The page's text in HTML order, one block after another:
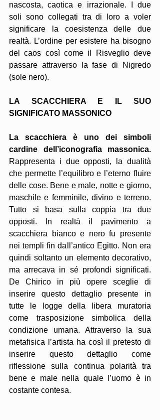
nascosta, caotica e irrazionale. I due
soli sono collegati tra di loro a voler
significare la coesistenza delle due
realtà. L’ordine per esistere ha bisogno
del caos così come il Risveglio deve
passare attraverso la fase di Nigredo
(sole nero).
LA SCACCHIERA E IL SUO
SIGNIFICATO MASSONICO
La scacchiera è uno dei simboli
cardine dell’iconografia massonica.
Rappresenta i due opposti, la dualità
che permette l’equilibro e l’eterno fluire
delle cose. Bene e male, notte e giorno,
maschile e femminile, divino e terreno.
Tutto si basa sulla coppia tra due
opposti. In realtà il pavimento a
scacchiera bianco e nero fu presente
nei templi fin dall’antico Egitto. Non era
quindi soltanto un elemento decorativo,
ma arrecava in sé profondi significati.
De Chirico in più opere sceglie di
inserire questo dettaglio presente in
tutte le logge della libera muratoria
come trasposizione simbolica della
condizione umana. Attraverso la sua
metafisica l’artista ha così il pretesto di
inserire questo dettaglio come
riflessione sulla continua polarità tra
bene e male nella quale l’uomo è in
costante contesa.